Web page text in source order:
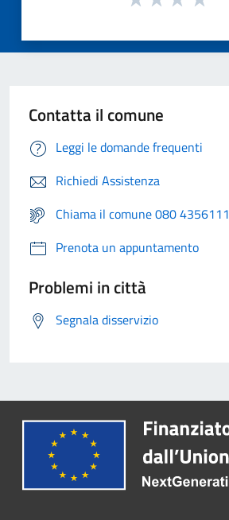
Contatta il comune
Leggi le domande frequenti
Richiedi Assistenza
Chiama il comune 080 4356111
Prenota un appuntamento
Problemi in città
Segnala disservizio